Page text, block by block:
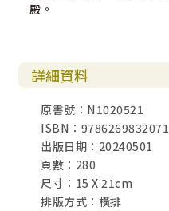
殿。
詳細資料
原書號：N1020521
ISBN：9786269832071
出版日期：20240501
頁數：280
尺寸：15 X 21cm
排版方式：橫排